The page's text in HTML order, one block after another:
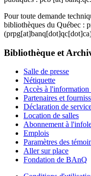
Pour toute demande
bibliothèques du Québec :
Bibliothèque et
Salle de presse
Nétiquette
Accès à l'information
Partenaires et
Déclaration de
Location de salles
Abonnement à
Emplois
Paramètres des
Aller sur place
Fondation de BAnQ